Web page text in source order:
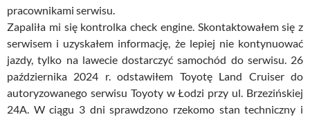
pracownikami serwisu.
Zapaliła mi się kontrolka check engine. Skontaktowałem się z
serwisem i uzyskałem informację, że lepiej nie kontynuować
jazdy, tylko na lawecie dostarczyć samochód do serwisu. 26
października 2024 r. odstawiłem Toyotę Land Cruiser do
autoryzowanego serwisu Toyoty w Łodzi przy ul. Brzezińskiej
24A. W ciągu 3 dni sprawdzono rzekomo stan techniczny i